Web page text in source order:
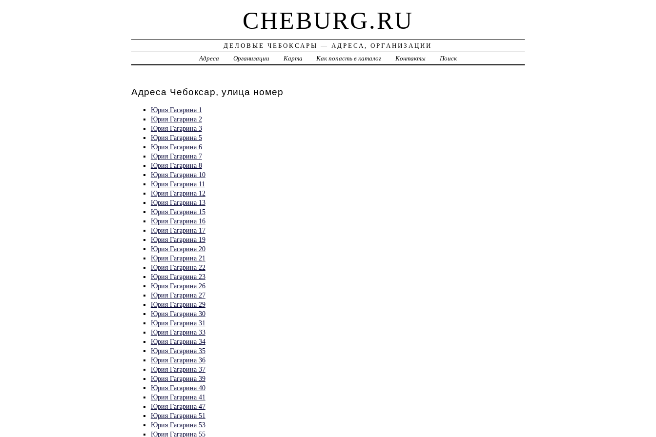
CHEBURG.RU
ДЕЛОВЫЕ ЧЕБОКСАРЫ — АДРЕСА, ОРГАНИЗАЦИИ
Адреса
Организации Карта Как попасть в каталог Контакты Поиск
Адреса Чебоксар, улица номер
Юрия Гагарина 1
Юрия Гагарина 2
Юрия Гагарина 3
Юрия Гагарина 5
Юрия Гагарина 6
Юрия Гагарина 7
Юрия Гагарина 8
Юрия Гагарина 10
Юрия Гагарина 11
Юрия Гагарина 12
Юрия Гагарина 13
Юрия Гагарина 15
Юрия Гагарина 16
Юрия Гагарина 17
Юрия Гагарина 19
Юрия Гагарина 20
Юрия Гагарина 21
Юрия Гагарина 22
Юрия Гагарина 23
Юрия Гагарина 26
Юрия Гагарина 27
Юрия Гагарина 29
Юрия Гагарина 30
Юрия Гагарина 31
Юрия Гагарина 33
Юрия Гагарина 34
Юрия Гагарина 35
Юрия Гагарина 36
Юрия Гагарина 37
Юрия Гагарина 39
Юрия Гагарина 40
Юрия Гагарина 41
Юрия Гагарина 47
Юрия Гагарина 51
Юрия Гагарина 53
Юрия Гагарина 55